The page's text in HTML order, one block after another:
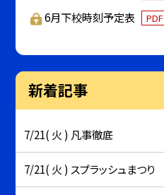
6月下校時刻予定表
PDF
新着記事
7/21( 火 ) 凡事徹底
7/21( 火 ) スプラッシュまつり